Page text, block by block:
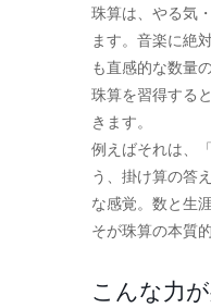
珠算は、やる気
ます。音楽に絶
も直感的な数量
珠算を習得する
きます。
例えばそれは、
う、掛け算の答
な感覚。数と生
そが珠算の本質
こんな力